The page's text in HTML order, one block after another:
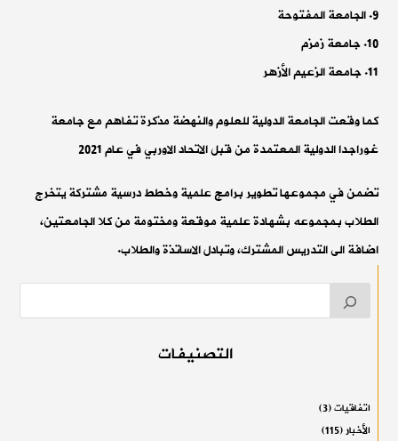
التصنيفات
اتفاقيات(3)
الأخبار(115)
الجامعة المفتوحة
جامعة زمزم
جامعة الزعيم الأزهر
كما وقعت الجامعة الدولية للعلوم والنهضة مذكرة تفاهم مع جامعة
غوراجدا الدولية المعتمدة من قبل الاتحاد الاوربي في عام 2021
تضمن في مجموعها تطوير برامج علمية وخطط درسية مشتركة يتخرج
الطلاب بمجموعه بشهادة علمية موقعة ومختومة من كلا الجامعتين،
اضافة الى التدريس المشترك، وتبادل الاساتذة والطلاب.